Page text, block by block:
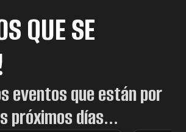
QUE SE
eventos que están por
próximos días...